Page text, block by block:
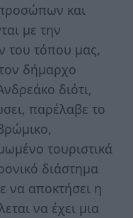
και
με την
τόπου μας,
δήμαρχο
διότι,
παρέλαβε το
τουριστικά
διάστημα
να αποκτήσει η
να έχει μια